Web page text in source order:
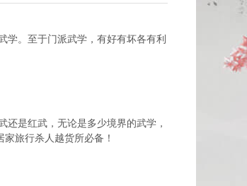
。至于门派武学，有好有坏各有利
是红武，无论是多少境界的武学，
旅行杀人越货所必备！